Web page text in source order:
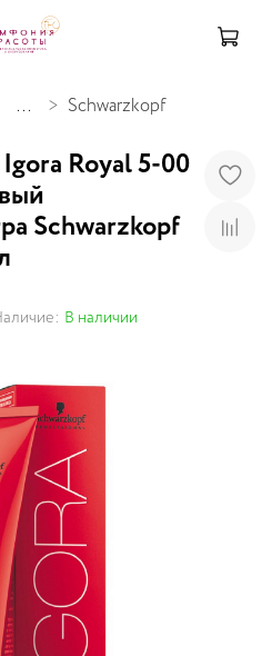
... Schwarzkopf
Royal 5-00
Schwarzkopf
В наличии